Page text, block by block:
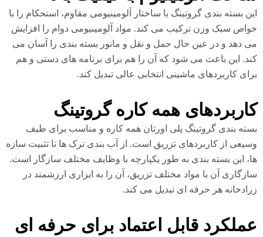
بسته بندی گروتینگ با ساختار آلومینیومی مقاوم، استحکام را با
سبک وزن ترکیب می کند. مواد آلومینیومی دوام را افزایش
دهد و در عین حال حمل و نقل و مانور بسته بندی را آسان می
این باعث می شود که آن را هم برای برنامه های دستی و هم
کاربردهای ماشینی انتخابی عالی تبدیل کند.
همه کاره گروتینگ
بندی گروتینگ پلی اورتان همه کاره و مناسب برای طیف
از کاربردهای تزریق است. از آب بندی ترک ها تا تثبیت سازه
این بسته بندی به طور یکپارچه با وظایف مختلف سازگار است.
آن با مواد مختلف تزریق، آن را به ابزاری ارزشمند در
هر حرفه ای تبدیل می کند.
قابل اعتماد برای حرفه ای